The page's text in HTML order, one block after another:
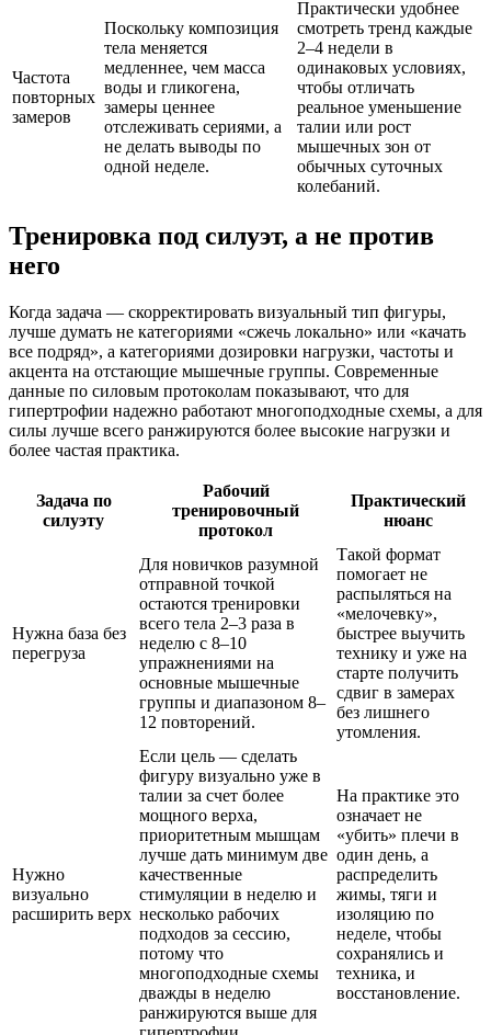
Частота
повторных
замеров
Поскольку композиция
тела меняется
медленнее, чем масса
воды и гликогена,
замеры ценнее
отслеживать сериями, а
не делать выводы по
одной неделе.
Практически удобнее
смотреть тренд каждые
2–4 недели в
одинаковых условиях,
чтобы отличать
реальное уменьшение
талии или рост
мышечных зон от
обычных суточных
колебаний.
Тренировка под силуэт, а не против
него
Когда задача — скорректировать визуальный тип фигуры,
лучше думать не категориями «сжечь локально» или «качать
все подряд», а категориями дозировки нагрузки, частоты и
акцента на отстающие мышечные группы. Современные
данные по силовым протоколам показывают, что для
гипертрофии надежно работают многоподходные схемы, а для
силы лучше всего ранжируются более высокие нагрузки и
более частая практика.
Задача по
силуэту
Рабочий
тренировочный
протокол
Практический
нюанс
Нужна база без
перегруза
Для новичков разумной
отправной точкой
остаются тренировки
всего тела 2–3 раза в
неделю с 8–10
упражнениями на
основные мышечные
группы и диапазоном 8–
12 повторений.
Такой формат
помогает не
распыляться на
«мелочевку»,
быстрее выучить
технику и уже на
старте получить
сдвиг в замерах
без лишнего
утомления.
Нужно
визуально
расширить верх
Если цель — сделать
фигуру визуально уже в
талии за счет более
мощного верха,
приоритетным мышцам
лучше дать минимум две
качественные
стимуляции в неделю и
несколько рабочих
подходов за сессию,
потому что
многоподходные схемы
дважды в неделю
ранжируются выше для
На практике это
означает не
«убить» плечи в
один день, а
распределить
жимы, тяги и
изоляцию по
неделе, чтобы
сохранялись и
техника, и
восстановление.